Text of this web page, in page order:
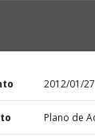
2012/01/27
Plano de